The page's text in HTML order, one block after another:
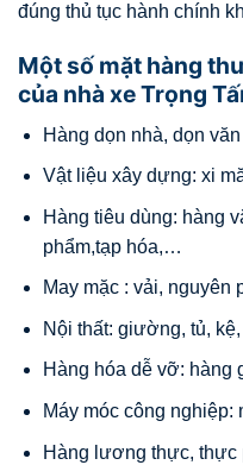
đúng thủ tục hành chính
Một số mặt hàng
của nhà xe Trọng
Hàng dọn nhà, dọn
Vật liệu xây dựng: xi
Hàng tiêu dùng: hàng
phẩm,tạp hóa,…
May mặc : vải, nguyên
Nội thất: giường, tủ,
Hàng hóa dễ vỡ:
Máy móc công
Hàng lương thực, thực